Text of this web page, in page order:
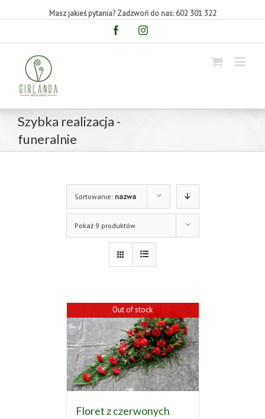
Masz jakieś pytania? Zadzwoń do nas: 602 301 322
FacebookInstagram
Szybka realizacja -
funeralnie
Sortowanie: nazwa
Pokaż 9 produktów
Out of stock
Floret z czerwonych